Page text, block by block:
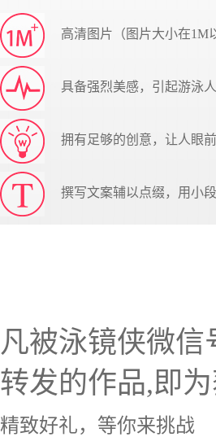
高清图片（图片大小在1M
具备强烈美感，引起游泳
拥有足够的创意，让人眼
撰写文案辅以点缀，用小
凡被泳镜侠微信
转发的作品,即
精致好礼，等你来挑战